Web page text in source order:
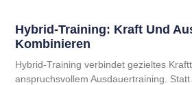
Hybrid-Training: Kraft Und
Kombinieren
Hybrid-Training verbindet gezieltes
anspruchsvollem Ausdauertraining.